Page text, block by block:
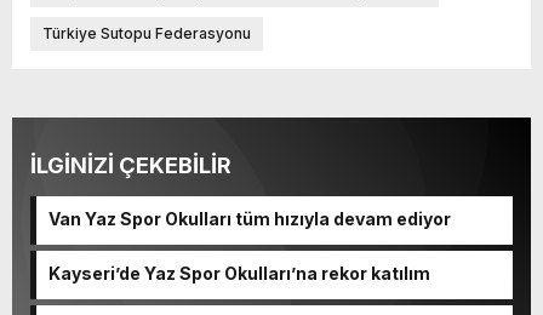
Türkiye Sutopu Federasyonu
İLGİNİZİ ÇEKEBİLİR
Van Yaz Spor Okulları tüm hızıyla devam ediyor
Kayseri’de Yaz Spor Okulları’na rekor katılım